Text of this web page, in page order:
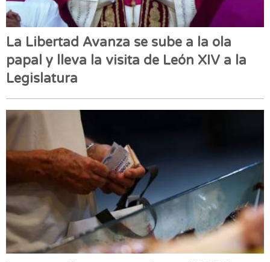
La Libertad Avanza se sube a la ola
papal y lleva la visita de León XIV a la
Legislatura